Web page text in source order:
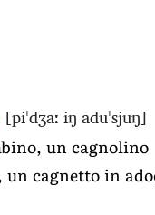
[piˈdʒaː iŋ aduˈsjuŋ]
un cagnolino
cagnetto in